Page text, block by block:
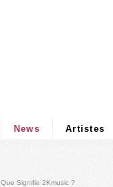
News Artistes
Que Signifie 2Kmusic ?